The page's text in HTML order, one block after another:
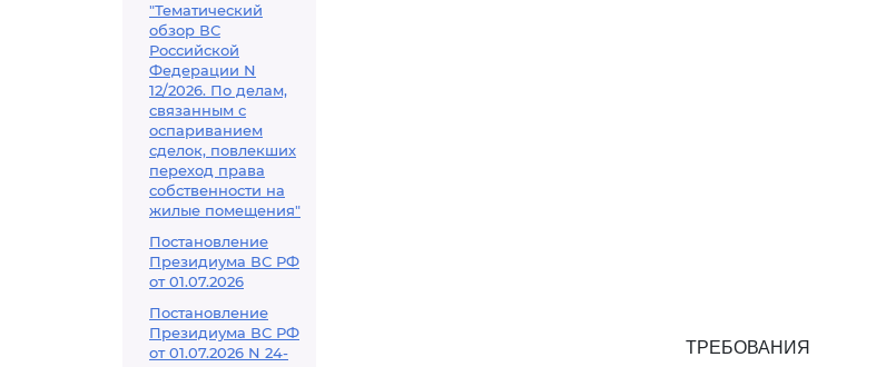
"Тематический
обзор ВС
Российской
Федерации N
12/2026. По делам,
связанным с
оспариванием
сделок, повлекших
переход права
собственности на
жилые помещения"
Постановление
Президиума ВС РФ
от 01.07.2026
Постановление
Президиума ВС РФ
от 01.07.2026 N 24-
ТРЕБОВАНИЯ